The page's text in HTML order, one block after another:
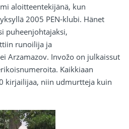
aloitteentekijänä, kun
2005 PEN-klubi. Hänet
puheenjohtajaksi,
runoilija ja
Arzamazov. Invožo on julkaissut
Kaikkiaan
kirjailijaa, niin udmurtteja kuin